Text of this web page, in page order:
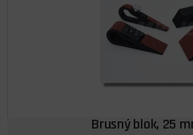
Brusný blok, 25